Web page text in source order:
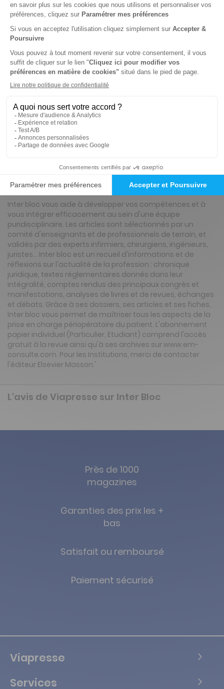
84€00 Tarif Kiosque : 268€00
Tarif France métropolitaine
Abonnement 1 an
4 n° • Papier Offre réservée aux institutions
244€00 Tarif Kiosque :
Tarif France métropolitaine
Renouvellement à date d’anniversaire
Présentation du magazine Inter Bloc
Inter bloc vous aide à développer vos compétences et à
vous intégrer efficacement au sein d'une équipe
puridisciplinaire. Les articles sont sélectionnés par un
comité d'enseignants et de professionnels de terrain, et
validés par des experts infirmiers, chirurgiens, ingénieurs,
juristes... Inter bloc est un recueil d'informations et de
réflexions sur l'actualité de la profession : chronique
juridique, textes réglementaires donnés dans leur
intégralité, comptes rendus des principaux congrès et
manifestations, analyses de livres et de revues, échanges
et débats. Grâce à ses dossiers, ses articles et ses fiches,
Inter bloc vous permet de maîtriser tous les aspects de la
prise en charge périopératoire du patient. L'abonnement
papier individuel (Particulier, Etudiant) comprend l'accès
gratuit à la revue ainsi qu'à ses archives sur www.em-
consulte.com. Pour les Institutions, merci de contacter
l'éditeur Elsevier Masson.'
L'avis de Viapresse sur Inter Bloc
Près de 1000
magazines
Garanties des prix les +
bas
Satisfait ou remboursé
Paiement sécurisé
Viapresse
Services